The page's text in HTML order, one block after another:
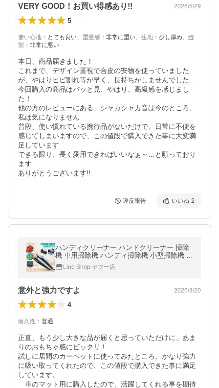
VERY GOOD！お買い得感あり!! 2026/5/29
5
使い心地 ： とても良い、 重量感 ： 非常に重い、 生地 ： 少し厚め、 縫
製 ： 非常に悪い
本日、商品届きました！
これまで、デザイン重視で合皮の安物を使っていました
が、やはりヒビ割れ等が早く、長持ちがしませんでした…
今回購入の商品はパッと見、やはり、高級感を感じまし
た！
他の方のレビューにある、シャカシャカ音は今のところ、
私は気になりません
普段、使い慣れている携行品がないだけで、日常に不便を
感じてしまいますので、この値段で購入できた事に大変満
足しています
できる限り、長く愛用できればいいなぁ～…と願っており
ます
ありがとうございます!!
違反報告 いいね 2
ハンディクリーナー ハンドクリーナー 掃除
機 車用掃除機 ハンディ掃除機 小型掃除機 多
機能 コードレス掃除機 パワフル 強力吸引 ミ
ニ 軽量 車内 家庭用
Lino Shop ヤフー店
意外と強力ですよ 2026/3/20
4
耐久性 ： 普通
正直、もう少し大きな品が届くと思っていただけに、あま
りのおもちゃ感にビックリ！
試しに居間のカーペットに使ってみたところ、かなり強力
に吸い取ってくれたので、この値段で購入できた事に満足
しています。
車のマット用に購入したので、活躍してくれる事を期待